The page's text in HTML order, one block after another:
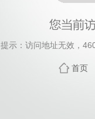
提示：访问地址无效，
首页